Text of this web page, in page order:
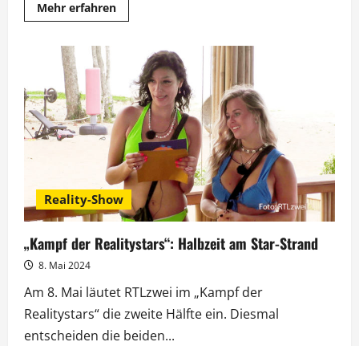
Mehr erfahrenMehr
Informationen
Realitystars“:
Halbfinale
mit
Quoten-
Thermometer
Reality-Show
„Kampf der Realitystars“: Halbzeit am Star-Strand
8. Mai 2024
Am 8. Mai läutet RTLzwei im „Kampf der
Realitystars“ die zweite Hälfte ein. Diesmal
entscheiden die beiden...